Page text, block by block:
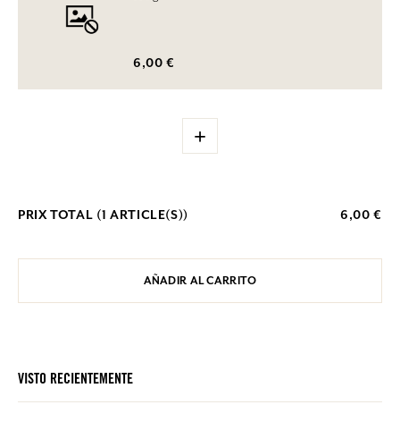
6,00 €
+
PRIX TOTAL (1 ARTICLE(S)) 6,00 €
AÑADIR AL CARRITO
VISTO RECIENTEMENTE